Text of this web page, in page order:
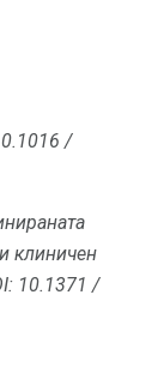
/
клиничен
10.1371 /